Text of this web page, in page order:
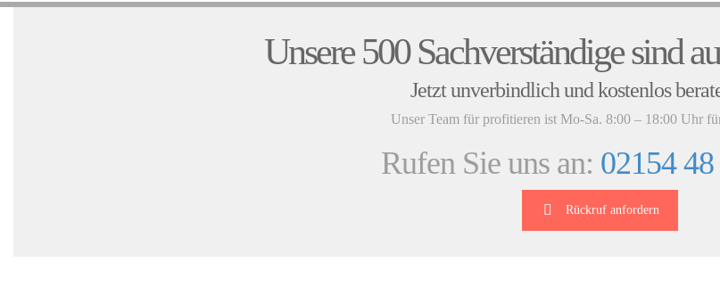
UNSERE
Unsere 500 Sachverständige sind
Jetzt unverbindlich und kostenlos
Unser Team für profitieren ist Mo-Sa. 8:00 – 18:00 Uhr
Rufen Sie uns an: 02154
Rückruf anfordern